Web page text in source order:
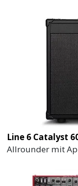
Line 6 Catalyst
Allrounder mit